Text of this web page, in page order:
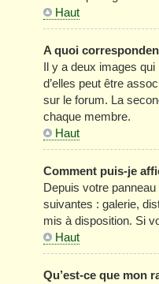
Haut
A quoi
Il y a deux images qui
d’elles peut être
sur le forum. La
chaque membre.
Haut
Comment puis-je
Depuis votre panneau
suivantes : galerie,
mis à disposition. Si
Haut
Qu’est-ce que mon